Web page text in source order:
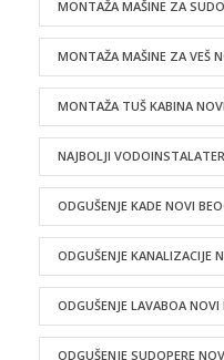
MONTAŽA MAŠINE ZA
MONTAŽA MAŠINE ZA VEŠ
MONTAŽA TUŠ KABINA
NAJBOLJI
ODGUŠENJE KADE NOVI
ODGUŠENJE KANALIZACIJE
ODGUŠENJE LAVABOA NOVI
ODGUŠENJE SUDOPERE